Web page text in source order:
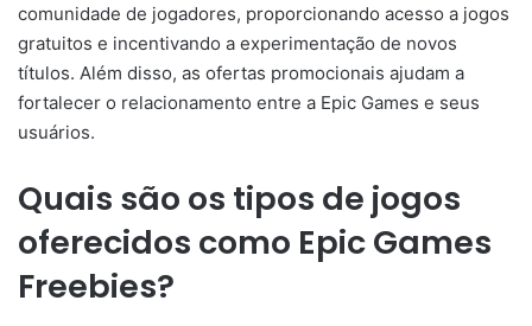
comunidade de jogadores, proporcionando acesso a jogos
gratuitos e incentivando a experimentação de novos
títulos. Além disso, as ofertas promocionais ajudam a
fortalecer o relacionamento entre a Epic Games e seus
usuários.
Quais são os tipos de jogos
oferecidos como Epic Games
Freebies?